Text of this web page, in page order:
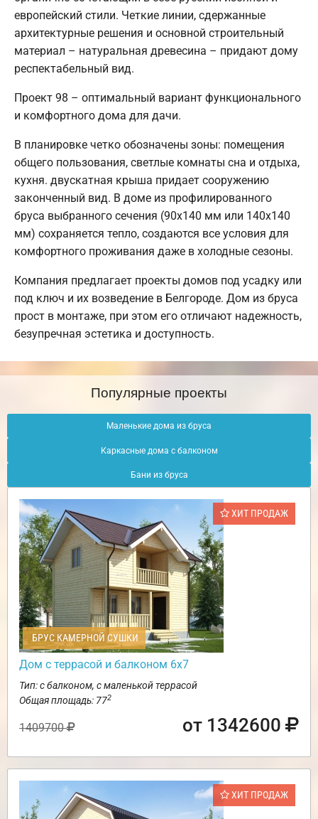
европейский стили. Четкие линии, сдержанные
архитектурные решения и основной строительный
материал – натуральная древесина – придают дому
респектабельный вид.
Проект 98 – оптимальный вариант функционального
и комфортного дома для дачи.
В планировке четко обозначены зоны: помещения
общего пользования, светлые комнаты сна и отдыха,
кухня. двускатная крыша придает сооружению
законченный вид. В доме из профилированного
бруса выбранного сечения (90х140 мм или 140х140
мм) сохраняется тепло, создаются все условия для
комфортного проживания даже в холодные сезоны.
Компания предлагает проекты домов под усадку или
под ключ и их возведение в Белгороде. Дом из бруса
прост в монтаже, при этом его отличают надежность,
безупречная эстетика и доступность.
Популярные проекты
Маленькие дома из бруса
Каркасные дома с балконом
Бани из бруса
ХИТ ПРОДАЖ
БРУС КАМЕРНОЙ СУШКИ
Дом с террасой и балконом 6х7
Тип: с балконом, с маленькой террасой
Общая площадь: 772
1409700 от 1342600
ХИТ ПРОДАЖ